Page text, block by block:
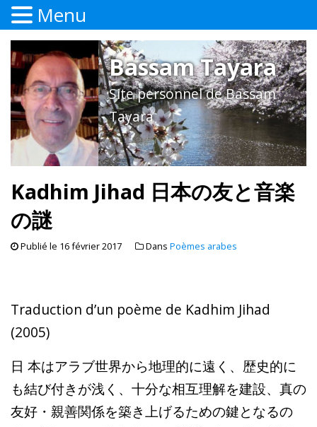
Bassam Tayara
Site personnel de Bassam
Tayara
Kadhim Jihad 日本の友と音楽
の謎
Publié le 16 février 2017 Dans Poèmes arabes
Traduction d’un poème de Kadhim Jihad
(2005)
日 本はアラブ世界から地理的に遠く、歴史的に
も結び付きが浅く、十分な相互理解を建設、真の
友好・親善関係を築き上げるための鍵となるの
Menu